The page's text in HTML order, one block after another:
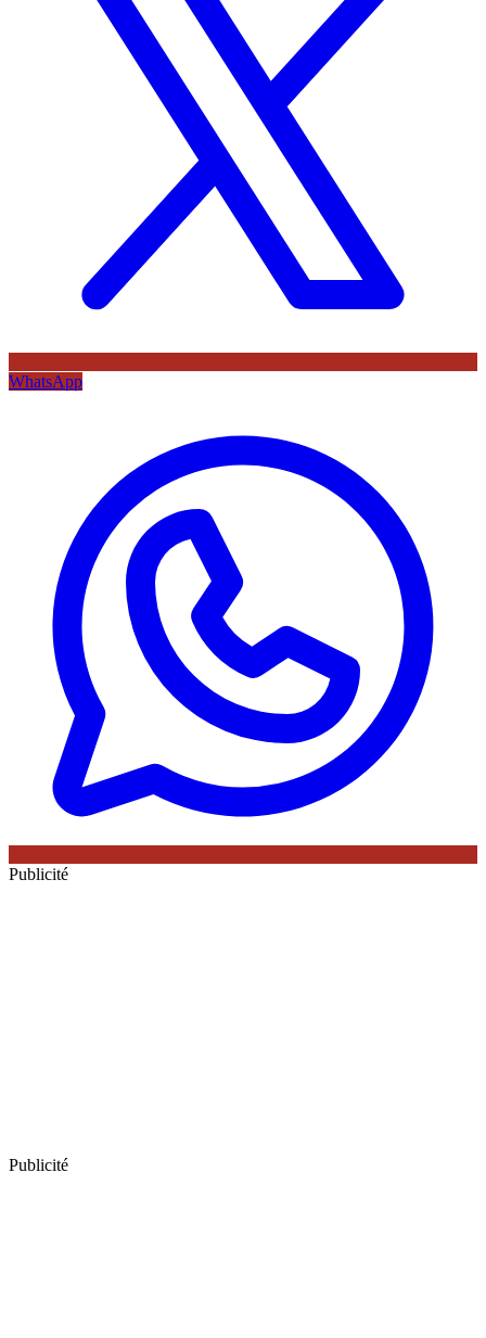
WhatsApp
Publicité
Publicité